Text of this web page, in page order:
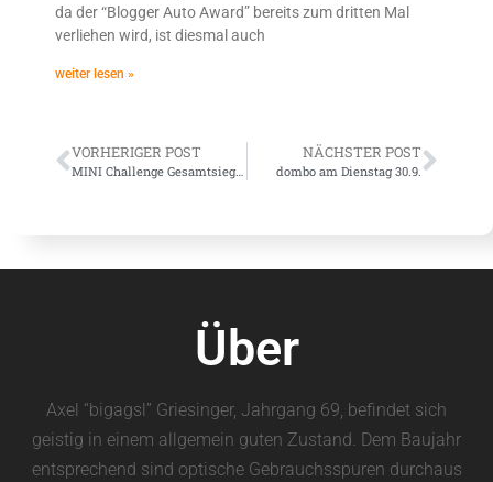
da der “Blogger Auto Award” bereits zum dritten Mal
verliehen wird, ist diesmal auch
weiter lesen »
VORHERIGER POST
MINI Challenge Gesamtsieger: Thomas Neumann
NÄCHSTER POST
dombo am Dienstag 30.9.
Über
Axel “bigagsl” Griesinger, Jahrgang 69, befindet sich
geistig in einem allgemein guten Zustand. Dem Baujahr
entsprechend sind optische Gebrauchsspuren durchaus